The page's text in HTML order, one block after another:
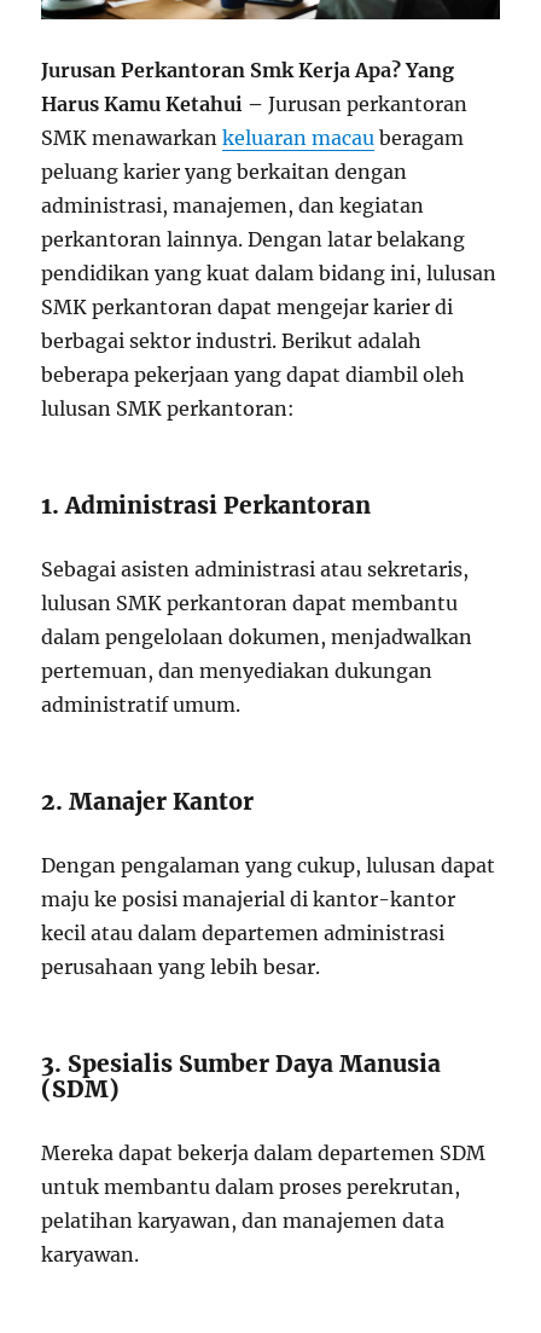
Jurusan Perkantoran Smk Kerja Apa? Yang
Harus Kamu Ketahui –Jurusan perkantoran
SMK menawarkankeluaran macau beragam
peluang karier yang berkaitan dengan
administrasi, manajemen, dan kegiatan
perkantoran lainnya. Dengan latar belakang
pendidikan yang kuat dalam bidang ini, lulusan
SMK perkantoran dapat mengejar karier di
berbagai sektor industri. Berikut adalah
beberapa pekerjaan yang dapat diambil oleh
lulusan SMK perkantoran:
1. Administrasi Perkantoran
Sebagai asisten administrasi atau sekretaris,
lulusan SMK perkantoran dapat membantu
dalam pengelolaan dokumen, menjadwalkan
pertemuan, dan menyediakan dukungan
administratif umum.
2. Manajer Kantor
Dengan pengalaman yang cukup, lulusan dapat
maju ke posisi manajerial di kantor-kantor
kecil atau dalam departemen administrasi
perusahaan yang lebih besar.
3. Spesialis Sumber Daya Manusia
(SDM)
Mereka dapat bekerja dalam departemen SDM
untuk membantu dalam proses perekrutan,
pelatihan karyawan, dan manajemen data
karyawan.